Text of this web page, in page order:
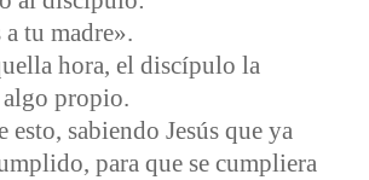
tu madre».
hora, el discípulo la
propio.
esto, sabiendo Jesús que ya
para que se cumpliera